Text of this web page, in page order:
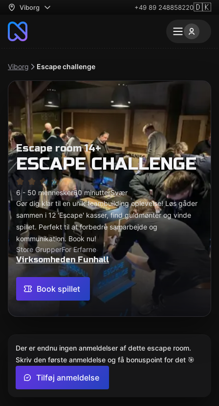
Viborg +49 89 248858220🇩🇰
Viborg Escape challenge
Escape room 14+
ESCAPE CHALLENGE
6 - 50 mennesker60 minutterSvær
Gør dig klar til en unik teambuilding oplevelse! Løs gåder
sammen i 12 'Escape' kasser, find guldmønter og vinde
spillet. Perfekt til at forbedre samarbejde og
kommunikation. Book nu!
Store GrupperFor Erfarne
Virksomheden Funhall
Book spillet
Der er endnu ingen anmeldelser af dette escape room.
Skriv den første anmeldelse og få bonuspoint for det 🎯
Tilføj anmeldelse